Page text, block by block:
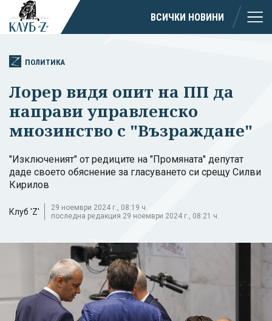
ВСИЧКИ НОВИНИ
ПОЛИТИКА
Лорер видя опит на ПП да
направи управленско
мнозинство с "Възраждане"
"Изключеният" от редиците на "Промяната" депутат
даде своето обяснение за гласуването си срещу Силви
Кирилов
Клуб 'Z'
29 ноември 2024 г., 08:19 ч.
последна редакция 29 ноември 2024 г., 08:21 ч.